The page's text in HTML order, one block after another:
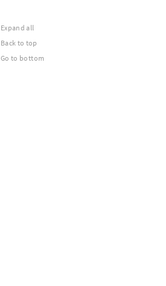
Expand all
Back to top
Go to bottom